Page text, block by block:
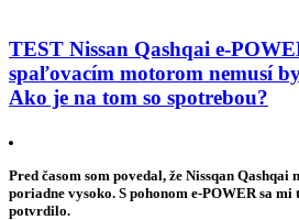
TEST Nissan Qashqai e-
spaľovacím motorom nemusí
Ako je na tom so spotrebou?
Pred časom som povedal, že Nissqan
poriadne vysoko. S pohonom e-POWER sa
potvrdilo.